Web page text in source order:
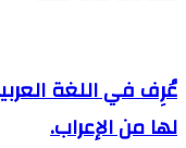
عُرِف في اللغة
لها من الإعراب.